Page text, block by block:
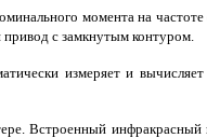
момента на
с замкнутым контуром.
измеряет и
Встроенный инфракрасный